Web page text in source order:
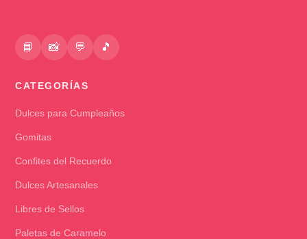
📘 📸 💬 🎵
CATEGORÍAS
Dulces para Cumpleaños
Gomitas
Confites del Recuerdo
Dulces Artesanales
Libres de Sellos
Paletas de Caramelo